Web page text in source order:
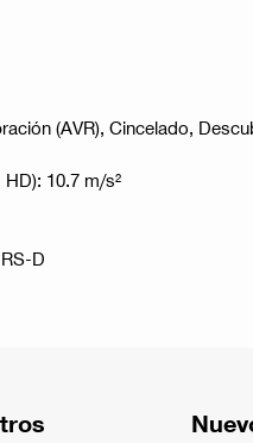
(AVR), Cincelado,
10.7 m/s²
D